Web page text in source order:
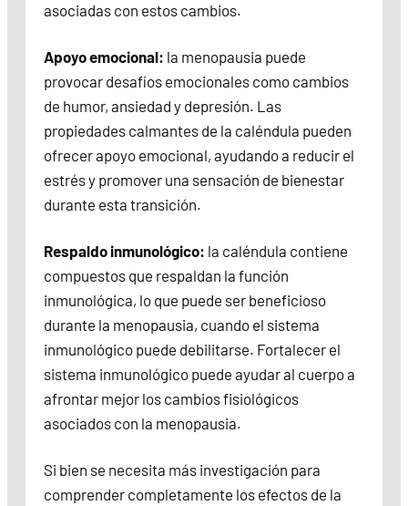
asociadas con estos cambios.
Apoyo emocional: la menopausia puede
provocar desafíos emocionales como cambios
de humor, ansiedad y depresión. Las
propiedades calmantes de la caléndula pueden
ofrecer apoyo emocional, ayudando a reducir el
estrés y promover una sensación de bienestar
durante esta transición.
Respaldo inmunológico: la caléndula contiene
compuestos que respaldan la función
inmunológica, lo que puede ser beneficioso
durante la menopausia, cuando el sistema
inmunológico puede debilitarse. Fortalecer el
sistema inmunológico puede ayudar al cuerpo a
afrontar mejor los cambios fisiológicos
asociados con la menopausia.
Si bien se necesita más investigación para
comprender completamente los efectos de la